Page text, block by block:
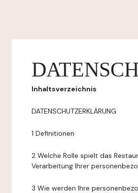
Inhaltsverzeichnis
DATENSCHUTZERKLÄRUNG
1 Definitionen
2 Welche Rolle spielt das
Verarbeitung Ihrer
3 Wie werden Ihre